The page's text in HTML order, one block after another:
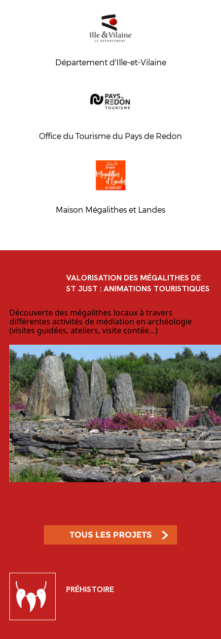
Département d'Ille-et-Vilaine
Office du Tourisme du Pays de Redon
Maison Mégalithes et Landes
VALORISATION DES MÉGALITHES DE
ST JUST : ANIMATIONS TOURISTIQUES
Découverte des mégalithes locaux à travers
différentes activités de médiation en archéologie
(visites guidées, ateliers, visite contée…)
TOUS LES PROJETS
PRÉHISTOIRE